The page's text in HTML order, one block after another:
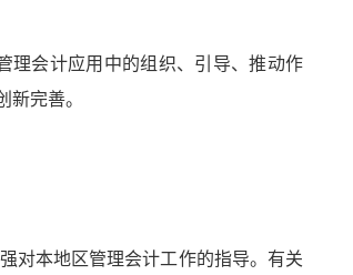
理会计应用中的组织、引导、推动作
完善。
对本地区管理会计工作的指导。有关